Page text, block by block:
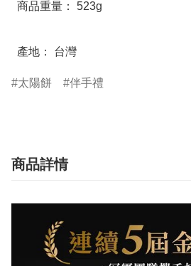
  產地： 台灣
太陽餅 伴手禮
商品詳情